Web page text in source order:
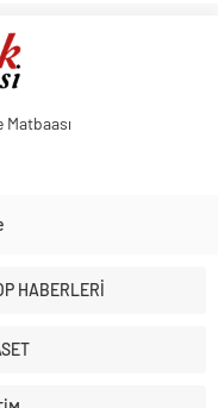
Matbaası
HABERLERİ